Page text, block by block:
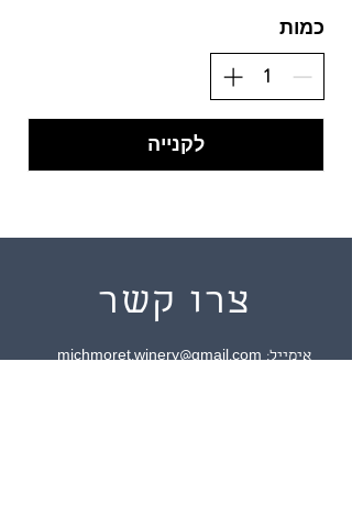
כמות
לקנייה
צרו קשר
אימייל:michmoret.winery@gmail.com